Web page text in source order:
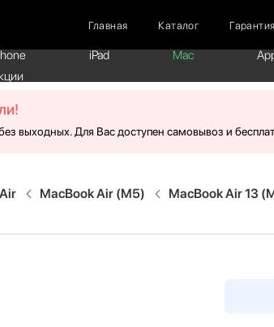
Главная Каталог Гарантия
iPad Mac
выходных. Для Вас доступен самовывоз и
MacBook Air (M5) MacBook Air 13